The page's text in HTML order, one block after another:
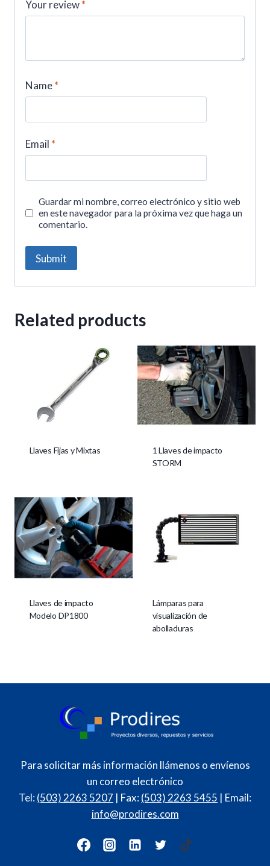
Your review*
Name*
Email *
Guardar mi nombre, correo electrónico y sitio web
en este navegador para la próxima vez que haga un
comentario.
Related products
Llaves Fijas y Mixtas
1 Llaves de impacto
STORM
Llaves de impacto
Modelo DP1800
Lámparas para
visualización de
abolladuras
Para solicitar más información llámenos o envíenos
un correo electrónico
Tel:(503) 2263 5207 | Fax:(503) 2263 5455 | Email:
info@prodires.com